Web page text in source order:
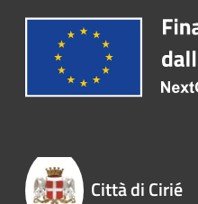
Città di Cirié